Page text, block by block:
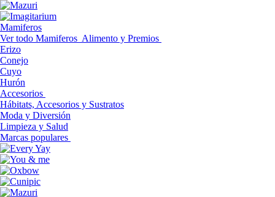
Mamiferos
Ver todo Mamiferos Alimento y Premios
Erizo
Conejo
Cuyo
Hurón
Accesorios
Hábitats, Accesorios y Sustratos
Moda y Diversión
Limpieza y Salud
Marcas populares